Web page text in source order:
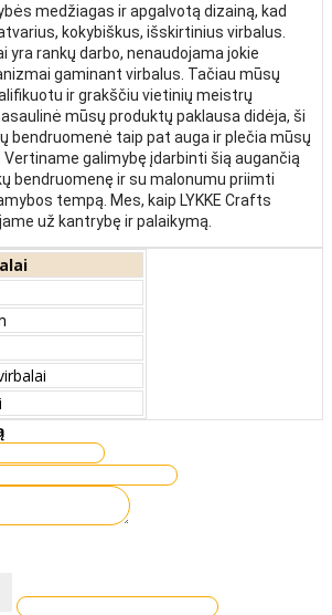
medžiagas ir apgalvotą dizainą, kad
kokybiškus, išskirtinius virbalus.
yra rankų darbo, nenaudojama jokie
gaminant virbalus. Tačiau mūsų
ir grakščiu vietinių meistrų
mūsų produktų paklausa didėja, ši
bendruomenė taip pat auga ir plečia mūsų
galimybę įdarbinti šią augančią
bendruomenę ir su malonumu priimti
tempą. Mes, kaip LYKKE Crafts
už kantrybę ir palaikymą.